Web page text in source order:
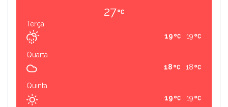
27
Terça
19
19
Quarta
18
18
Quinta
19
19